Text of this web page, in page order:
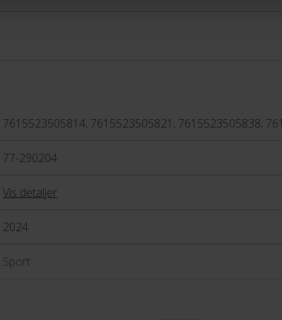
serie fra SCOTT,
value for money med god
serien et ideelt valg.
7615523505814, 7615523505821, 7615523505838,
77-290204
Vis detaljer
2024
Sport